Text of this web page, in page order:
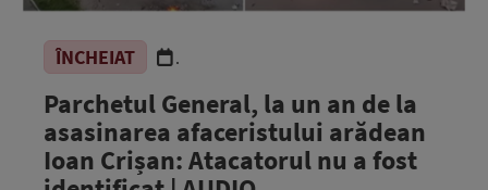
ÎNCHEIAT .
Parchetul General, la un an de la
asasinarea afaceristului arădean
Ioan Crișan: Atacatorul nu a fost